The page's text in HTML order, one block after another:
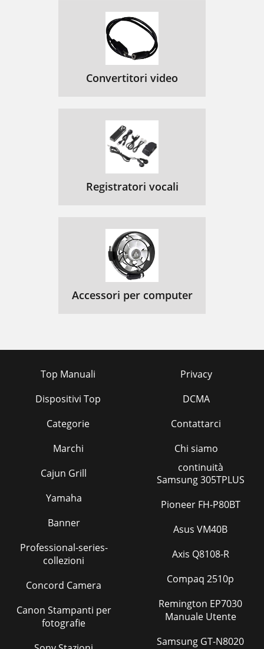
Convertitori video
Registratori vocali
Accessori per computer
Top Manuali
Dispositivi Top
Categorie
Marchi
Privacy
DCMA
Contattarci
Chi siamo
Cajun Grill
Yamaha
Banner
Professional-series-
collezioni
Concord Camera
Canon Stampanti per
fotografie
continuità
Samsung 305TPLUS
Pioneer FH-P80BT
Asus VM40B
Axis Q8108-R
Compaq 2510p
Remington EP7030
Manuale Utente
Samsung GT-N8020